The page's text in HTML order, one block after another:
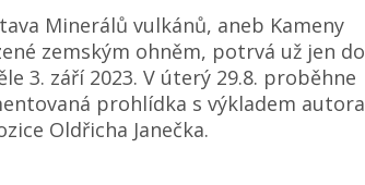
Minerálů vulkánů, aneb Kameny
zemským ohněm, potrvá už jen do
3. září 2023. V úterý 29.8. proběhne
prohlídka s výkladem autora
Oldřicha Janečka.